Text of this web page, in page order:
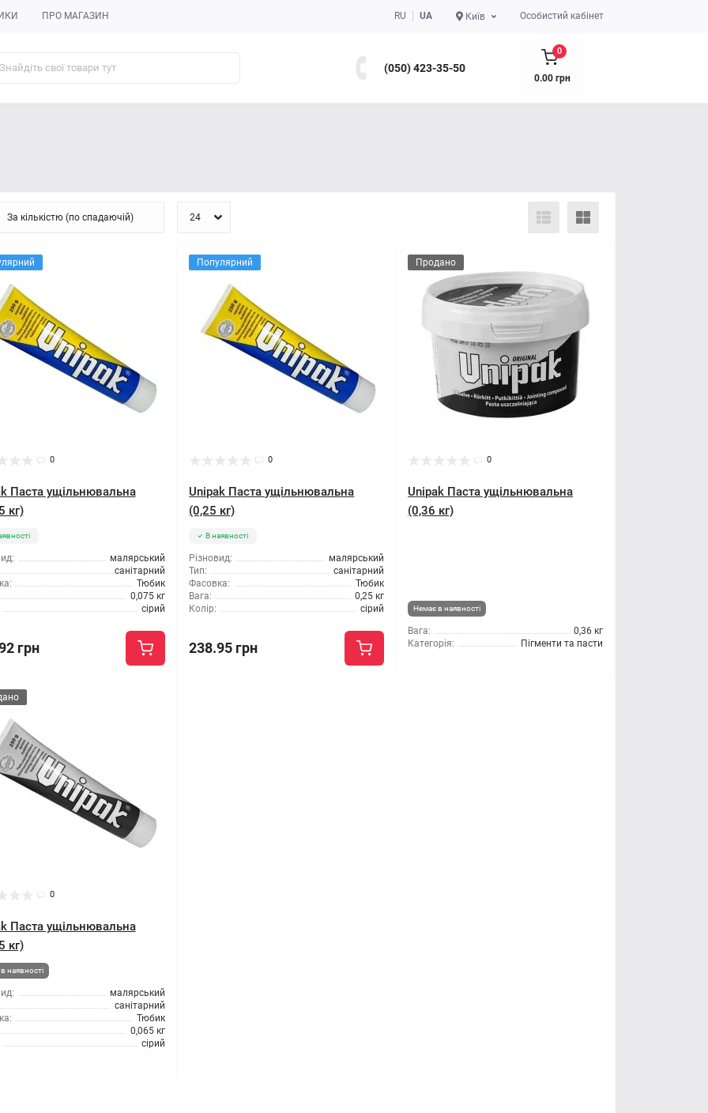
ПРО МАГАЗИН RU UA Київ Особистий кабінет
(050) 423-35-50
0
0.00 грн
0
Паста ущільнювальна
кг)
малярський
санітарний
Тюбик
0,075 кг
сірий
грн
Популярний
0
Unipak Паста ущільнювальна
(0,25 кг)
В наявності
Різновид:
малярський
Тип:
санітарний
Фасовка:
Тюбик
Вага:
0,25 кг
Колір:
сірий
238.95 грн
Продано
0
Unipak Паста ущільнювальна
(0,36 кг)
Немає в наявності
Вага:
0,36 кг
Категорія:
Пігменти та пасти
0
Паста ущільнювальна
кг)
наявності
малярський
санітарний
Тюбик
0,065 кг
сірий